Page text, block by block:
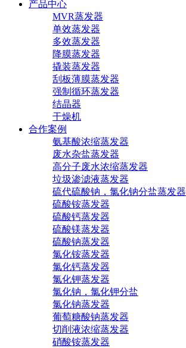
产品中心
MVR蒸发器
单效蒸发器
多效蒸发器
降膜蒸发器
撬装蒸发器
刮板薄膜蒸发器
强制循环蒸发器
结晶器
干燥机
合作案例
氨基酸浓缩蒸发器
废水杂盐蒸发器
高分子废水浓缩蒸发器
垃圾渗滤液蒸发器
硫代硫酸钠，氯化钠分盐蒸发器
硫酸铵蒸发器
硫酸钙蒸发器
硫酸镁蒸发器
硫酸钠蒸发器
氯化铵蒸发器
氯化钙蒸发器
氯化钾蒸发器
氯化钠，氯化钾分盐
氯化钠蒸发器
葡萄糖酸钠蒸发器
切削液浓缩蒸发器
硝酸铵蒸发器